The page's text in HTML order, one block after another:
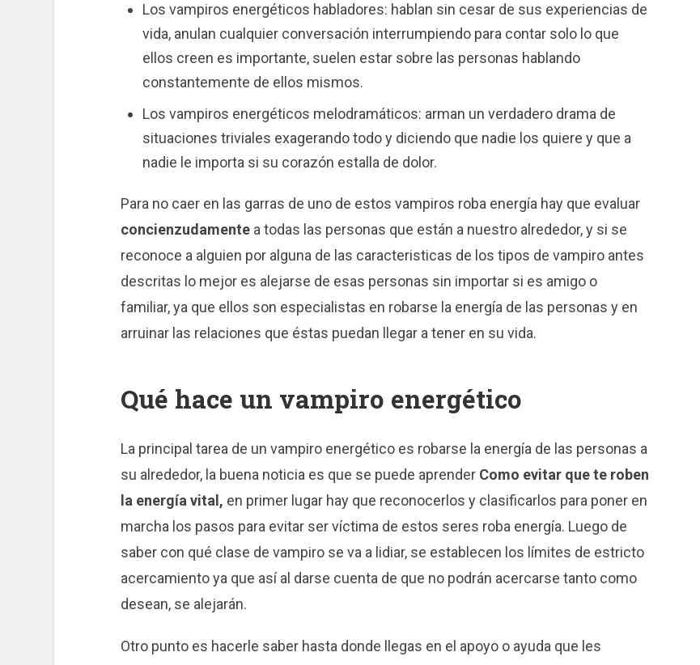
Los vampiros energéticos habladores: hablan sin cesar de sus experiencias de
vida, anulan cualquier conversación interrumpiendo para contar solo lo que
ellos creen es importante, suelen estar sobre las personas hablando
constantemente de ellos mismos.
Los vampiros energéticos melodramáticos: arman un verdadero drama de
situaciones triviales exagerando todo y diciendo que nadie los quiere y que a
nadie le importa si su corazón estalla de dolor.
Para no caer en las garras de uno de estos vampiros roba energía hay que evaluar
concienzudamente a todas las personas que están a nuestro alrededor, y si se
reconoce a alguien por alguna de las caracteristicas de los tipos de vampiro antes
descritas lo mejor es alejarse de esas personas sin importar si es amigo o
familiar, ya que ellos son especialistas en robarse la energía de las personas y en
arruinar las relaciones que éstas puedan llegar a tener en su vida.
Qué hace un vampiro energético
La principal tarea de un vampiro energético es robarse la energía de las personas a
su alrededor, la buena noticia es que se puede aprender Como evitar que te roben
la energía vital, en primer lugar hay que reconocerlos y clasificarlos para poner en
marcha los pasos para evitar ser víctima de estos seres roba energía. Luego de
saber con qué clase de vampiro se va a lidiar, se establecen los límites de estricto
acercamiento ya que así al darse cuenta de que no podrán acercarse tanto como
desean, se alejarán.
Otro punto es hacerle saber hasta donde llegas en el apoyo o ayuda que les